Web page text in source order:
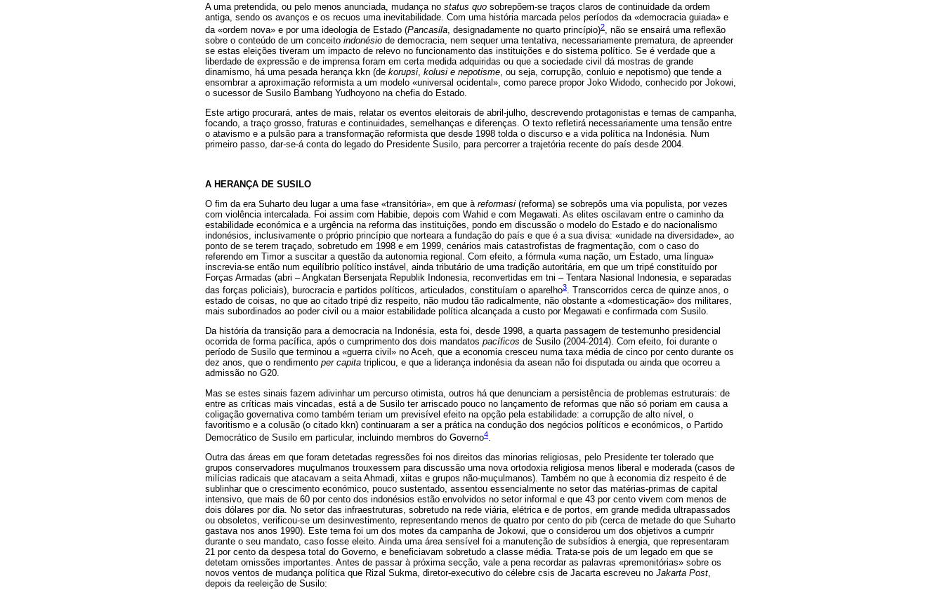
A uma pretendida, ou pelo menos anunciada, mudança no status quo sobrepõem-se traços claros de continuidade da ordem
antiga, sendo os avanços e os recuos uma inevitabilidade. Com uma história marcada pelos períodos da «democracia guiada» e
da «ordem nova» e por uma ideologia de Estado (Pancasila, designadamente no quarto princípio)2, não se ensairá uma reflexão
sobre o conteúdo de um conceito indonésio de democracia, nem sequer uma tentativa, necessariamente prematura, de apreender
se estas eleições tiveram um impacto de relevo no funcionamento das instituições e do sistema político. Se é verdade que a
liberdade de expressão e de imprensa foram em certa medida adquiridas ou que a sociedade civil dá mostras de grande
dinamismo, há uma pesada herança kkn (de korupsi, kolusi e nepotisme, ou seja, corrupção, conluio e nepotismo) que tende a
ensombrar a aproximação reformista a um modelo «universal ocidental», como parece propor Joko Widodo, conhecido por Jokowi,
o sucessor de Susilo Bambang Yudhoyono na chefia do Estado.
Este artigo procurará, antes de mais, relatar os eventos eleitorais de abril-julho, descrevendo protagonistas e temas de campanha,
focando, a traço grosso, fraturas e continuidades, semelhanças e diferenças. O texto refletirá necessariamente uma tensão entre
o atavismo e a pulsão para a transformação reformista que desde 1998 tolda o discurso e a vida política na Indonésia. Num
primeiro passo, dar-se-á conta do legado do Presidente Susilo, para percorrer a trajetória recente do país desde 2004.
A HERANÇA DE SUSILO
O fim da era Suharto deu lugar a uma fase «transitória», em que à reformasi (reforma) se sobrepôs uma via populista, por vezes
com violência intercalada. Foi assim com Habibie, depois com Wahid e com Megawati. As elites oscilavam entre o caminho da
estabilidade económica e a urgência na reforma das instituições, pondo em discussão o modelo do Estado e do nacionalismo
indonésios, inclusivamente o próprio princípio que norteara a fundação do país e que é a sua divisa: «unidade na diversidade», ao
ponto de se terem traçado, sobretudo em 1998 e em 1999, cenários mais catastrofistas de fragmentação, com o caso do
referendo em Timor a suscitar a questão da autonomia regional. Com efeito, a fórmula «uma nação, um Estado, uma língua»
inscrevia-se então num equilíbrio político instável, ainda tributário de uma tradição autoritária, em que um tripé constituído por
Forças Armadas (abri – Angkatan Bersenjata Republik Indonesia, reconvertidas em tni – Tentara Nasional Indonesia, e separadas
das forças policiais), burocracia e partidos políticos, articulados, constituíam o aparelho3. Transcorridos cerca de quinze anos, o
estado de coisas, no que ao citado tripé diz respeito, não mudou tão radicalmente, não obstante a «domesticação» dos militares,
mais subordinados ao poder civil ou a maior estabilidade política alcançada a custo por Megawati e confirmada com Susilo.
Da história da transição para a democracia na Indonésia, esta foi, desde 1998, a quarta passagem de testemunho presidencial
ocorrida de forma pacífica, após o cumprimento dos dois mandatos pacíficos de Susilo (2004-2014). Com efeito, foi durante o
período de Susilo que terminou a «guerra civil» no Aceh, que a economia cresceu numa taxa média de cinco por cento durante os
dez anos, que o rendimento per capita triplicou, e que a liderança indonésia da asean não foi disputada ou ainda que ocorreu a
admissão no G20.
Mas se estes sinais fazem adivinhar um percurso otimista, outros há que denunciam a persistência de problemas estruturais: de
entre as críticas mais vincadas, está a de Susilo ter arriscado pouco no lançamento de reformas que não só poriam em causa a
coligação governativa como também teriam um previsível efeito na opção pela estabilidade: a corrupção de alto nível, o
favoritismo e a colusão (o citado kkn) continuaram a ser a prática na condução dos negócios políticos e económicos, o Partido
Democrático de Susilo em particular, incluindo membros do Governo4
Outra das áreas em que foram detetadas regressões foi nos direitos das minorias religiosas, pelo Presidente ter tolerado que
grupos conservadores muçulmanos trouxessem para discussão uma nova ortodoxia religiosa menos liberal e moderada (casos de
milícias radicais que atacavam a seita Ahmadi, xiitas e grupos não-muçulmanos). Também no que à economia diz respeito é de
sublinhar que o crescimento económico, pouco sustentado, assentou essencialmente no setor das matérias-primas de capital
intensivo, que mais de 60 por cento dos indonésios estão envolvidos no setor informal e que 43 por cento vivem com menos de
dois dólares por dia. No setor das infraestruturas, sobretudo na rede viária, elétrica e de portos, em grande medida ultrapassados
ou obsoletos, verificou-se um desinvestimento, representando menos de quatro por cento do pib (cerca de metade do que Suharto
gastava nos anos 1990). Este tema foi um dos motes da campanha de Jokowi, que o considerou um dos objetivos a cumprir
durante o seu mandato, caso fosse eleito. Ainda uma área sensível foi a manutenção de subsídios à energia, que representaram
21 por cento da despesa total do Governo, e beneficiavam sobretudo a classe média. Trata-se pois de um legado em que se
detetam omissões importantes. Antes de passar à próxima secção, vale a pena recordar as palavras «premonitórias» sobre os
novos ventos de mudança política que Rizal Sukma, diretor-executivo do célebre csis de Jacarta escreveu no Jakarta Post,
depois da reeleição de Susilo: